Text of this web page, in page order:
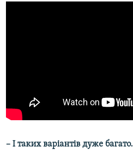
– І таких варіантів дуже багато.